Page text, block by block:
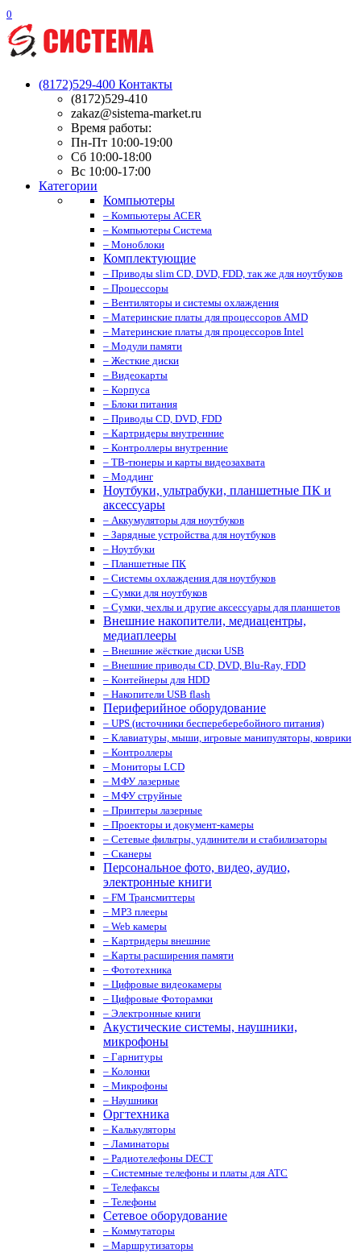
0
(8172)529-400 Контакты
(8172)529-410
zakaz@sistema-market.ru
Время работы:
Пн-Пт 10:00-19:00
Сб 10:00-18:00
Вс 10:00-17:00
Категории
Компьютеры
– Компьютеры ACER
– Компьютеры Система
– Моноблоки
Комплектующие
– Приводы slim CD, DVD, FDD, так же для ноутбуков
– Процессоры
– Вентиляторы и системы охлаждения
– Материнские платы для процессоров AMD
– Материнские платы для процессоров Intel
– Модули памяти
– Жесткие диски
– Видеокарты
– Корпуса
– Блоки питания
– Приводы CD, DVD, FDD
– Картридеры внутренние
– Контроллеры внутренние
– ТВ-тюнеры и карты видеозахвата
– Моддинг
Ноутбуки, ультрабуки, планшетные ПК и
аксессуары
– Аккумуляторы для ноутбуков
– Зарядные устройства для ноутбуков
– Ноутбуки
– Планшетные ПК
– Системы охлаждения для ноутбуков
– Сумки для ноутбуков
– Сумки, чехлы и другие аксессуары для планшетов
Внешние накопители, медиацентры,
медиаплееры
– Внешние жёсткие диски USB
– Внешние приводы CD, DVD, Blu-Ray, FDD
– Контейнеры для HDD
– Накопители USB flash
Периферийное оборудование
– UPS (источники беспереберебойного питания)
– Клавиатуры, мыши, игровые манипуляторы, коврики
– Контроллеры
– Мониторы LCD
– МФУ лазерные
– МФУ струйные
– Принтеры лазерные
– Проекторы и документ-камеры
– Сетевые фильтры, удлинители и стабилизаторы
– Сканеры
Персональное фото, видео, аудио,
электронные книги
– FM Трансмиттеры
– MP3 плееры
– Web камеры
– Картридеры внешние
– Карты расширения памяти
– Фототехника
– Цифровые видеокамеры
– Цифровые Фоторамки
– Электронные книги
Акустические системы, наушники,
микрофоны
– Гарнитуры
– Колонки
– Микрофоны
– Наушники
Оргтехника
– Калькуляторы
– Ламинаторы
– Радиотелефоны DECT
– Системные телефоны и платы для АТС
– Телефаксы
– Телефоны
Сетевое оборудование
– Коммутаторы
– Маршрутизаторы